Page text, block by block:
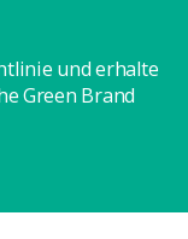
und erhalte
Green Brand